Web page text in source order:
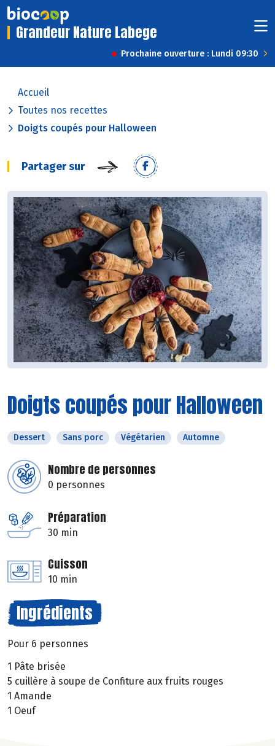
Grandeur Nature Labege
Prochaine ouverture : Lundi 09:30
Accueil
Toutes nos recettes
Doigts coupés pour Halloween
Partager sur
Doigts coupés pour Halloween
Dessert Sans porc Végétarien Automne
Nombre de personnes
0 personnes
Préparation
30 min
Cuisson
10 min
Ingrédients
Pour 6 personnes
1 Pâte brisée
5 cuillère à soupe de Confiture aux fruits rouges
1 Amande
1 Oeuf